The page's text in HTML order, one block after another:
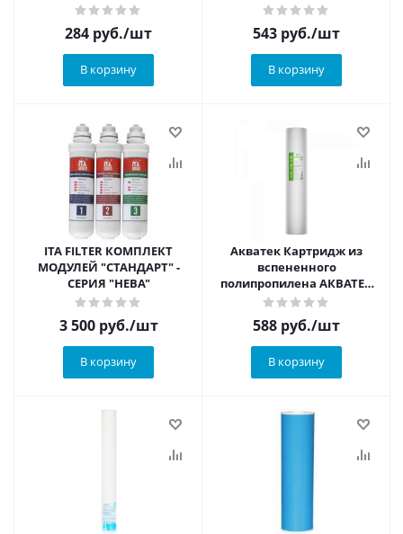
284 руб./шт
В корзину
543 руб./шт
В корзину
ITA FILTER КОМПЛЕКТ
МОДУЛЕЙ "СТАНДАРТ" -
СЕРИЯ "НЕВА"
3 500руб./шт
В корзину
Акватек Картридж из
вспененного
полипропилена АКВАТЕК
ЭКО 20" BB для хол воды
10 мкм
588 руб./шт
В корзину